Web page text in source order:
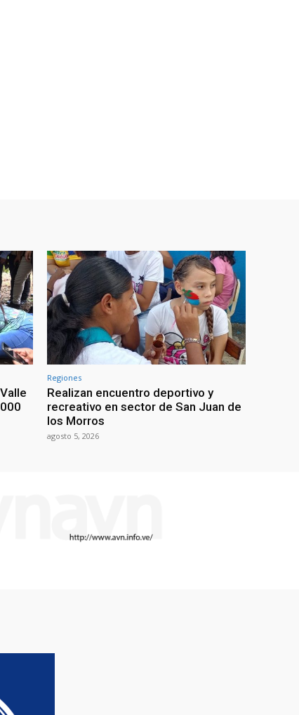
Regiones
Realizan encuentro deportivo y
recreativo en sector de San Juan de
los Morros
agosto 5, 2026